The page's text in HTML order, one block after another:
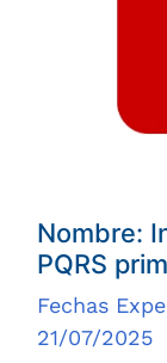
Nombre:
PQRS
Fechas
21/07/2025